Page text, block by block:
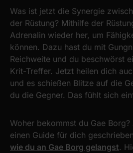
Was ist jetzt die Synergie
der Rüstung? Mithilfe der
Adrenalin wieder her, um
können. Dazu hast du mit
Reichweite und du beschwörst
Krit-Treffer. Jetzt heilen dich
und es schießen Blitze auf die
du die Gegner. Das fühlt sich
Woher bekommst du Gae
einen Guide für dich
wie du an Gae Borg gelangst.